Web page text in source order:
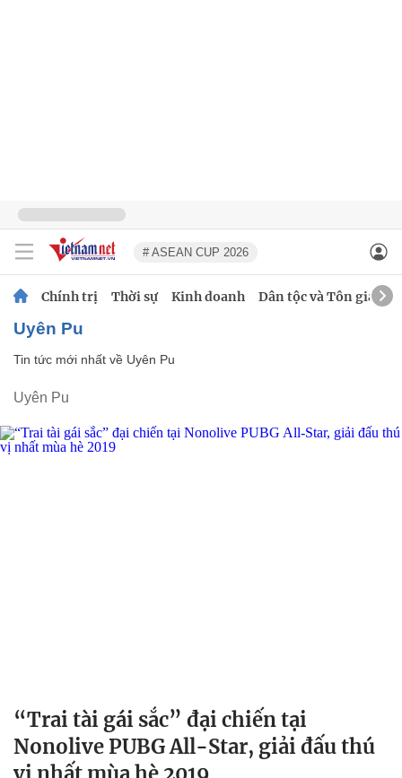
# ASEAN CUP 2026
Chính trị Thời sự Kinh doanh Dân tộc và Tôn giáo
Uyên Pu
Tin tức mới nhất về Uyên Pu
Uyên Pu
“Trai tài gái sắc” đại chiến tại
Nonolive PUBG All-Star, giải đấu thú